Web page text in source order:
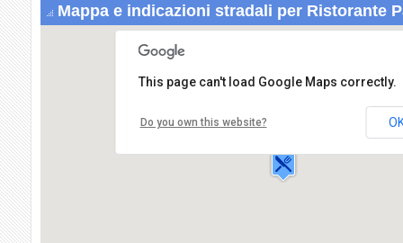
Mappa e indicazioni stradali per Ristorante
Ristorante Parco dei Principi
Via Poseidonia - Paestum,
84047 CAPACCIO
This page can't load Google Maps correctly.
Do you own this website?